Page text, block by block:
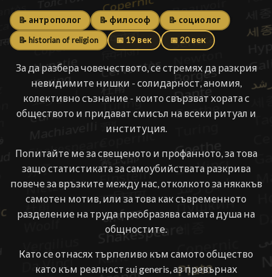
📝 антрополог 📝 философ 📝 социолог
📝 historian of religion 📅 19 век 📅 20 век
За да разбера човечеството, се стремях да разкрия
невидимите нишки - солидарност, аномия,
колективно съзнание - които свързват хората с
обществото и придават смисъл на всеки ритуал и
институция.
Попитайте ме за свещеното и профанното, за това
защо статистиката за самоубийствата разкрива
повече за връзките между нас, отколкото за някакъв
самотен мотив, или за това как съвременното
разделение на труда преобразява самата душа на
общностите.
Като се отнасях търпеливо към самото общество
като към реалност sui generis, аз превърнах